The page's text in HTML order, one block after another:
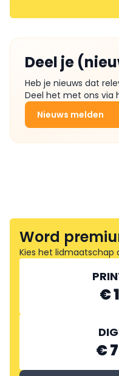
Deel je
Heb je nieuws dat
Deel het met ons via
Nieuws melden
Word
Kies het lidmaatschap
€
€